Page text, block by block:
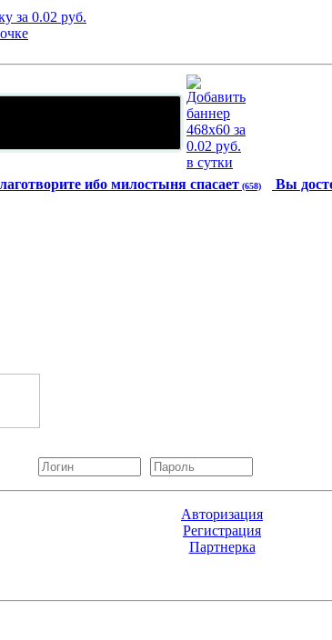
ибо милостыня спасает (658) Вы
Авторизация
Регистрация
Партнерка